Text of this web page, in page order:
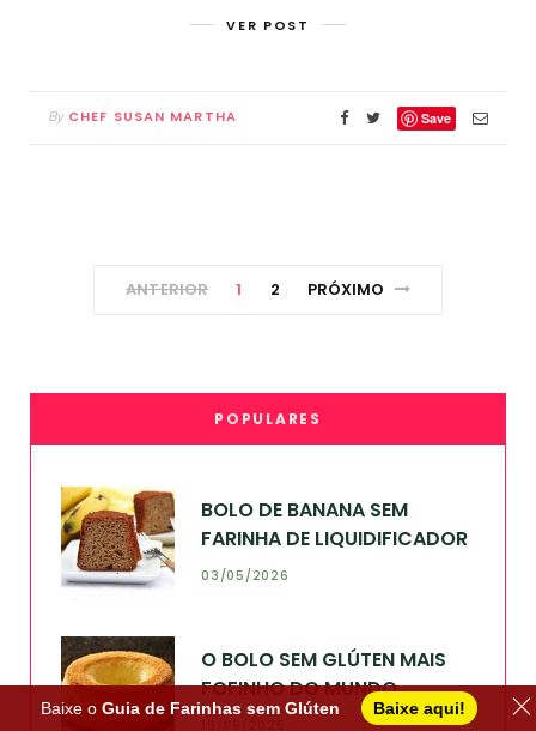
VER POST
By CHEF SUSAN MARTHA Save
ANTERIOR 1 2 PRÓXIMO
POPULARES
BOLO DE BANANA SEM
FARINHA DE LIQUIDIFICADOR
03/05/2026
O BOLO SEM GLÚTEN MAIS
FOFINHO DO MUNDO
Baixe o Guia de Farinhas sem Glúten Baixe aqui!